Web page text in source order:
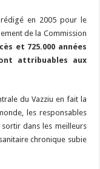
en 2005 pour le
de la Commission
et 725.000 années
attribuables aux
du Vazziu en fait la
les responsables
dans les meilleurs
chronique subie